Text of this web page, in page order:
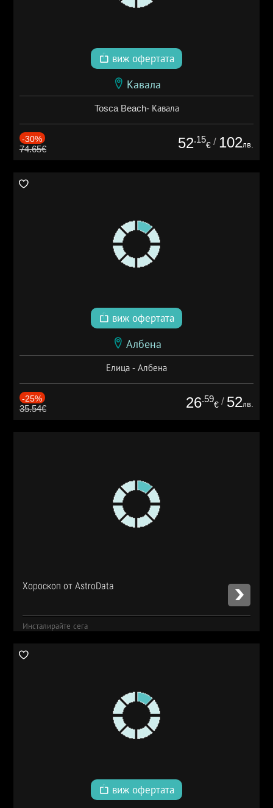
виж офертата
Кавала
Tosca Beach- Кавала
-30%
74.65€ 52.15
€ / 102лв.
виж офертата
Албена
Елица - Албена
-25%
35.54€ 26.59
€ / 52лв.
Хороскоп от AstroData
Инсталирайте сега
виж офертата